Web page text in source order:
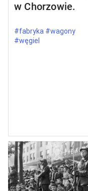
w Chorzowie.
#fabryka #wagony
#węgiel